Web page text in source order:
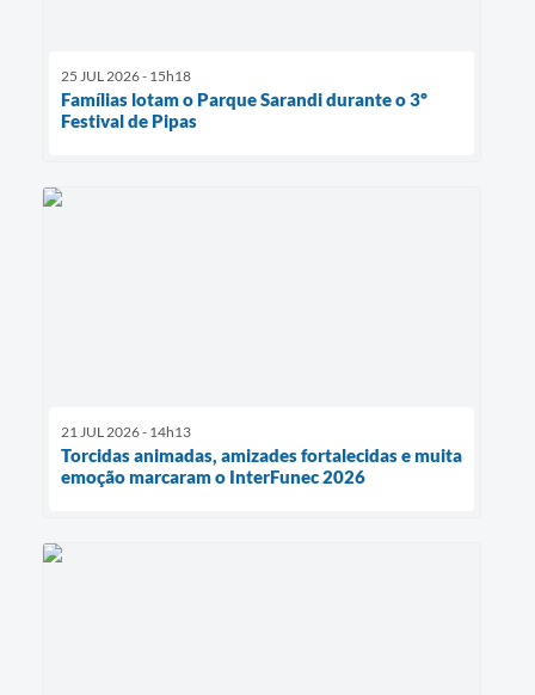
25 JUL 2026 - 15h18
Famílias lotam o Parque Sarandi durante o 3º
Festival de Pipas
21 JUL 2026 - 14h13
Torcidas animadas, amizades fortalecidas e muita
emoção marcaram o InterFunec 2026